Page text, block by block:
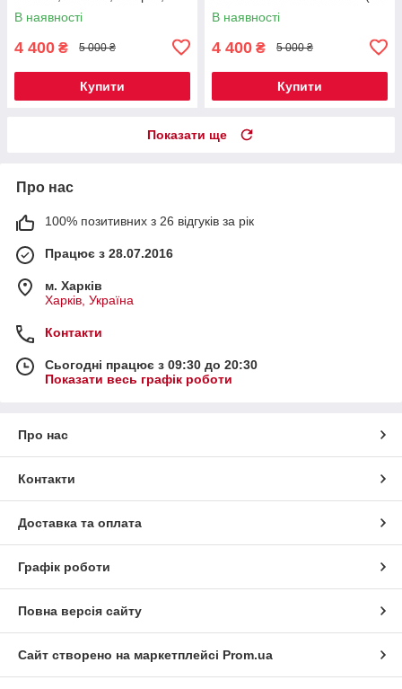
шкіряний чохол)
В наявності
4 400 ₴ 5 000 ₴
Купити
HRC), руків'я мікарта, чохол
шкіра
В наявності
4 400 ₴ 5 000 ₴
Купити
Показати ще
Про нас
100% позитивних з 26 відгуків за рік
Працює з 28.07.2016
м. Харків
Харків, Україна
Контакти
Сьогодні працює з 09:30 до 20:30
Показати весь графік роботи
Про нас
Контакти
Доставка та оплата
Графік роботи
Повна версія сайту
Сайт створено на маркетплейсі Prom.ua